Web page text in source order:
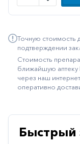
Минеральный
обмен
Наружные
средства
Остеопороз
Точную стоимость
подтверждении
Стоимость
ближайшую
через наш
оперативно
Быстрый